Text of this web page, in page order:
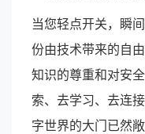
当您轻点开关，瞬
份由技术带来的自
知识的尊重和对安
索、去学习、去连
字世界的大门已然